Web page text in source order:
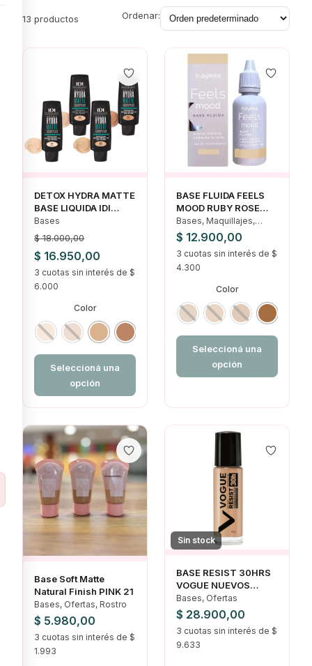
13 productos Ordenar:
DETOX HYDRA MATTE
BASE LIQUIDA IDI
HIPOALERGENICO
Bases
$18.000,00
El
precio
original
$ 18.000,00.
$ 16.950,00
precio
$ 16.950,00.
3 cuotas sin interés de $
6.000
Color
Seleccioná una
opción
BASE FLUIDA FEELS
MOOD RUBY ROSE
COBERTURA LEVE +
ACIDO HIALURONICO
Bases, Maquillajes,
Ofertas, Rostro
$ 12.900,00
3 cuotas sin interés de $
4.300
Color
Seleccioná una
opción
Base Soft Matte
Natural Finish PINK 21
Bases, Ofertas, Rostro
$ 5.980,00
3 cuotas sin interés de $
1.993
Sin stock
BASE RESIST 30HRS
VOGUE NUEVOS
TONOS
Bases, Ofertas
$ 28.900,00
3 cuotas sin interés de $
9.633